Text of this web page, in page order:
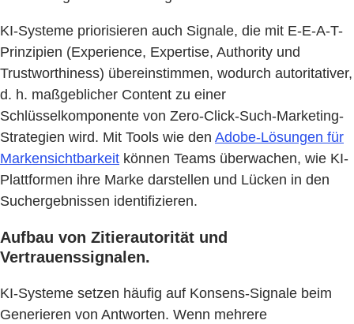
KI-Systeme priorisieren auch Signale, die mit E-E-A-T-
Prinzipien (Experience, Expertise, Authority und
Trustworthiness) übereinstimmen, wodurch autoritativer,
d. h. maßgeblicher Content zu einer
Schlüsselkomponente von Zero-Click-Such-Marketing-
Strategien wird. Mit Tools wie den Adobe-Lösungen für
Markensichtbarkeit können Teams überwachen, wie KI-
Plattformen ihre Marke darstellen und Lücken in den
Suchergebnissen identifizieren.
Aufbau von Zitierautorität und
Vertrauenssignalen.
KI-Systeme setzen häufig auf Konsens-Signale beim
Generieren von Antworten. Wenn mehrere